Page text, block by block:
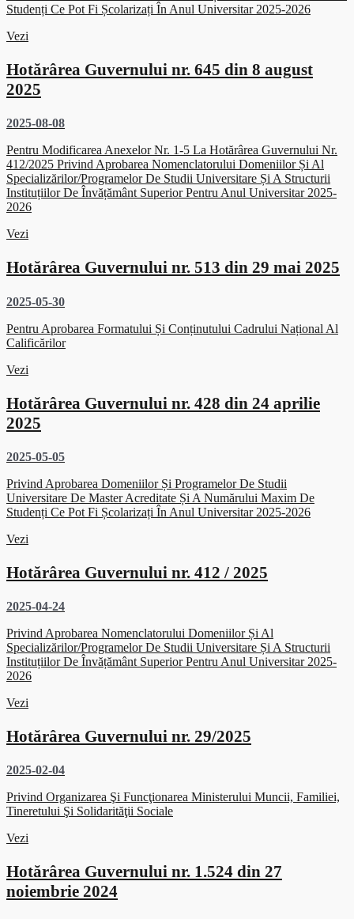
Studenți Ce Pot Fi Școlarizați În Anul Universitar 2025-2026
Vezi
Hotărârea Guvernului nr. 645 din 8 august
2025
2025-08-08
Pentru Modificarea Anexelor Nr. 1-5 La Hotărârea Guvernului Nr.
412/2025 Privind Aprobarea Nomenclatorului Domeniilor Și Al
Specializărilor/programelor De Studii Universitare Și A Structurii
Instituțiilor De Învățământ Superior Pentru Anul Universitar 2025-
2026
Vezi
Hotărârea Guvernului nr. 513 din 29 mai 2025
2025-05-30
Pentru Aprobarea Formatului Și Conținutului Cadrului Național Al
Calificărilor
Vezi
Hotărârea Guvernului nr. 428 din 24 aprilie
2025
2025-05-05
Privind Aprobarea Domeniilor Și Programelor De Studii
Universitare De Master Acreditate Și A Numărului Maxim De
Studenți Ce Pot Fi Școlarizați În Anul Universitar 2025-2026
Vezi
Hotărârea Guvernului nr. 412 / 2025
2025-04-24
Privind Aprobarea Nomenclatorului Domeniilor Și Al
Specializărilor/programelor De Studii Universitare Și A Structurii
Instituțiilor De Învățământ Superior Pentru Anul Universitar 2025-
2026
Vezi
Hotărârea Guvernului nr. 29/2025
2025-02-04
Privind Organizarea Şi Funcţionarea Ministerului Muncii, Familiei,
Tineretului Şi Solidarităţii Sociale
Vezi
Hotărârea Guvernului nr. 1.524 din 27
noiembrie 2024